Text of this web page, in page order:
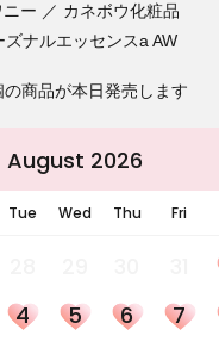
ニー
カネボウ化粧品
ズナルエッセンスa AW
の商品が本日発売します
August 2026
Tue Wed Thu Fri
4 5 6 7